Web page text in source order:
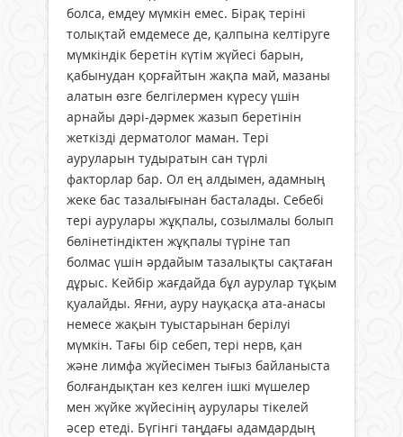
болса, емдеу мүмкін емес. Бірақ теріні
толықтай емдемесе де, қалпына келтіруге
мүмкіндік беретін күтім жүйесі барын,
қабынудан қорғайтын жақпа май, мазаны
алатын өзге белгілермен күресу үшін
арнайы дәрі-дәрмек жазып беретінін
жеткізді дерматолог маман. Тері
ауруларын тудыратын сан түрлі
факторлар бар. Ол ең алдымен, адамның
жеке бас тазалығынан басталады. Себебі
тері аурулары жұқпалы, созылмалы болып
бөлінетіндіктен жұқпалы түріне тап
болмас үшін әрдайым тазалықты сақтаған
дұрыс. Кейбір жағдайда бұл аурулар тұқым
қуалайды. Яғни, ауру науқасқа ата-анасы
немесе жақын туыстарынан берілуі
мүмкін. Тағы бір себеп, тері нерв, қан
және лимфа жүйесімен тығыз байланыста
болғандықтан кез келген ішкі мүшелер
мен жүйке жүйесінің аурулары тікелей
әсер етеді. Бүгінгі таңдағы адамдардың